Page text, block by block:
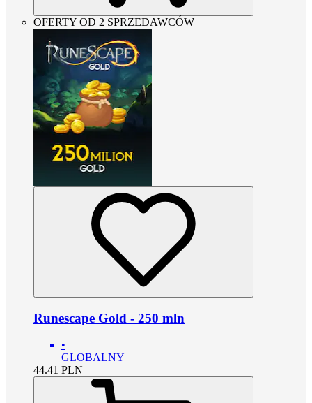
OFERTY OD 2 SPRZEDAWCÓW
Runescape Gold - 250 mln
•
GLOBALNY
44.41 PLN